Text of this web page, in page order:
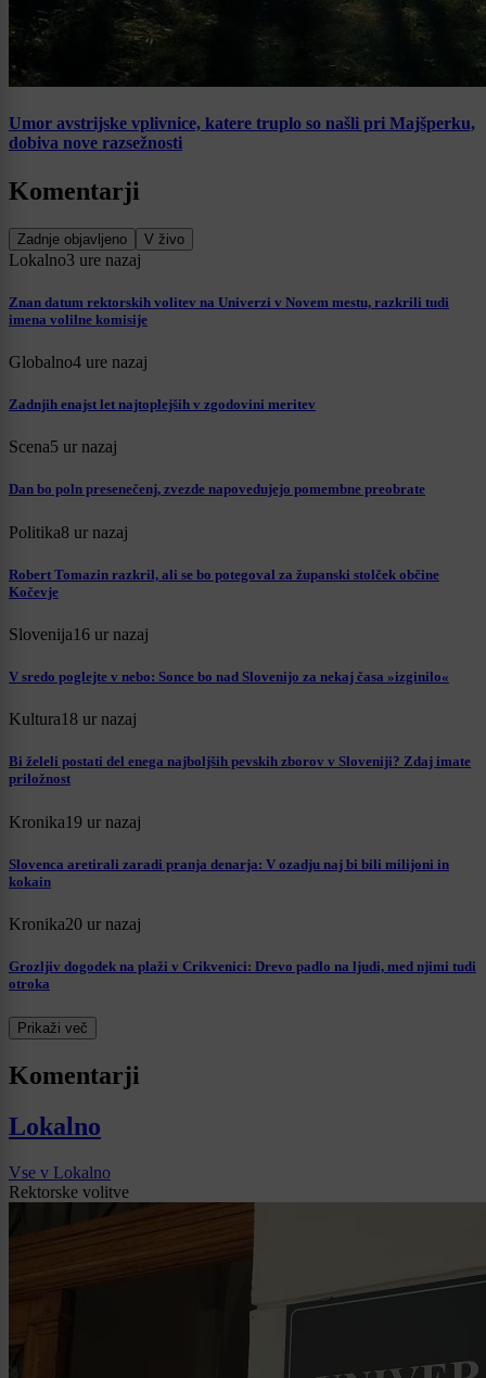
Umor avstrijske vplivnice, katere truplo so našli pri Majšperku,
dobiva nove razsežnosti
Komentarji
Zadnje objavljeno V živo
Lokalno3 ure nazaj
Znan datum rektorskih volitev na Univerzi v Novem mestu, razkrili tudi
imena volilne komisije
Globalno4 ure nazaj
Zadnjih enajst let najtoplejših v zgodovini meritev
Scena5 ur nazaj
Dan bo poln presenečenj, zvezde napovedujejo pomembne preobrate
Politika8 ur nazaj
Robert Tomazin razkril, ali se bo potegoval za županski stolček občine
Kočevje
Slovenija16 ur nazaj
V sredo poglejte v nebo: Sonce bo nad Slovenijo za nekaj časa »izginilo«
Kultura18 ur nazaj
Bi želeli postati del enega najboljših pevskih zborov v Sloveniji? Zdaj imate
priložnost
Kronika19 ur nazaj
Slovenca aretirali zaradi pranja denarja: V ozadju naj bi bili milijoni in
kokain
Kronika20 ur nazaj
Grozljiv dogodek na plaži v Crikvenici: Drevo padlo na ljudi, med njimi tudi
otroka
Prikaži več
Komentarji
Lokalno
Vse v Lokalno
Rektorske volitve